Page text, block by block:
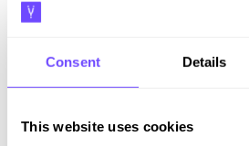
Consent Details
This website uses cookies